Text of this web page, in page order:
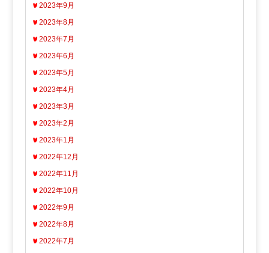
2023年9月
2023年8月
2023年7月
2023年6月
2023年5月
2023年4月
2023年3月
2023年2月
2023年1月
2022年12月
2022年11月
2022年10月
2022年9月
2022年8月
2022年7月